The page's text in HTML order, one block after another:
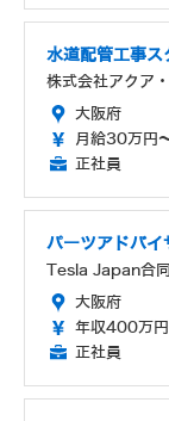
水道配管工事ス
株式会社アクア
大阪府
月給30万円
正社員
パーツアドバイ
Tesla Japan合
大阪府
年収400万
正社員